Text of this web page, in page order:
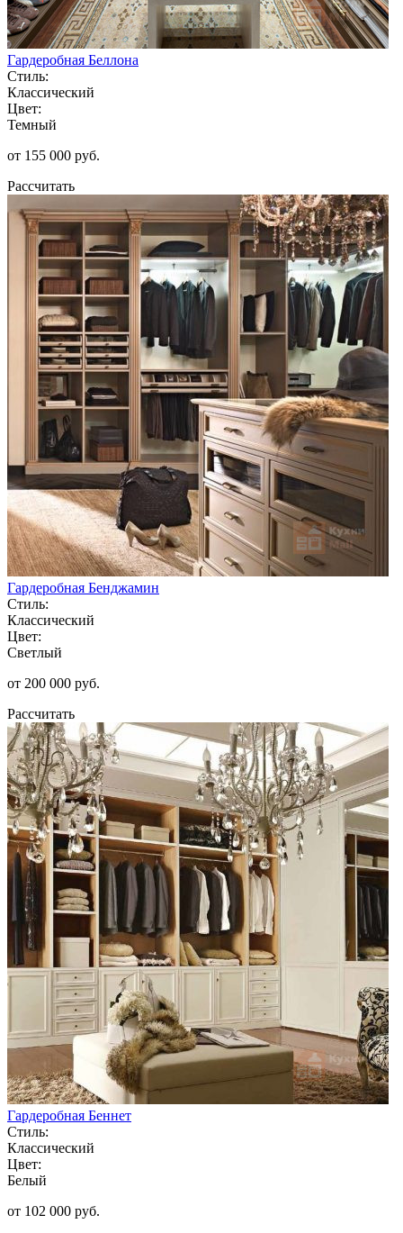
Гардеробная Беллона
Стиль:
Классический
Цвет:
Темный
от 155 000 руб.
Рассчитать
Гардеробная Бенджамин
Стиль:
Классический
Цвет:
Светлый
от 200 000 руб.
Рассчитать
Гардеробная Беннет
Стиль:
Классический
Цвет:
Белый
от 102 000 руб.